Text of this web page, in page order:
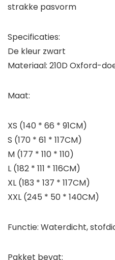
strakke pasvorm
Specificaties:
De kleur zwart
Materiaal: 210D Oxford-
Maat:
XS (140 * 66 * 91CM)
S (170 * 61 * 117CM)
M (177 * 110 * 110)
L (182 * 111 * 116CM)
XL (183 * 137 * 117CM)
XXL (245 * 50 * 140CM)
Functie: Waterdicht,
Pakket bevat: